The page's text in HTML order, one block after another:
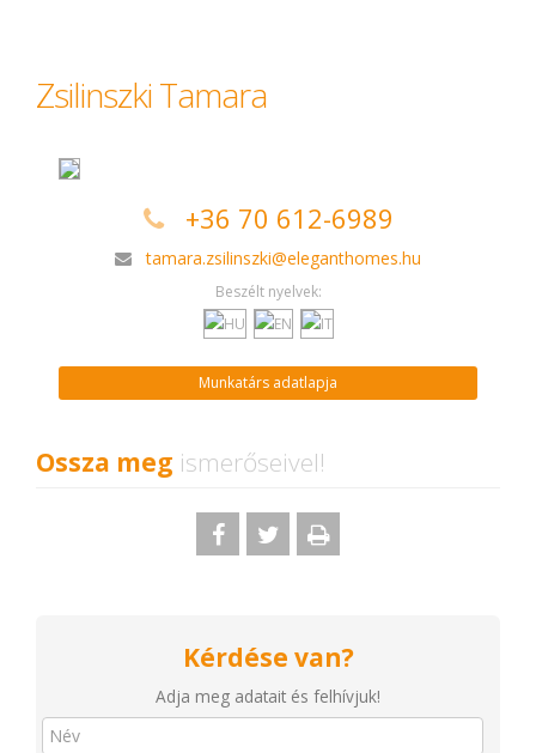
Zsilinszki Tamara
+36 70 612-6989
tamara.zsilinszki@eleganthomes.hu
Beszélt nyelvek:
Munkatárs adatlapja
Ossza meg ismerőseivel!
Kérdése van?
Adja meg adatait és felhívjuk!